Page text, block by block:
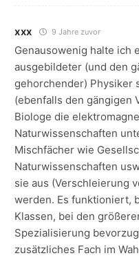
xxx 9 Jahre zuvor
Genausowenig halte ich
ausgebildeter (und den
gehorchender) Physiker
(ebenfalls den gängigen
Biologe die
Naturwissenschaften
Mischfächer wie
Naturwissenschaften
sie aus (Verschleierung
werden. Es funktioniert,
Klassen, bei den
Spezialisierung
zusätzliches Fach im